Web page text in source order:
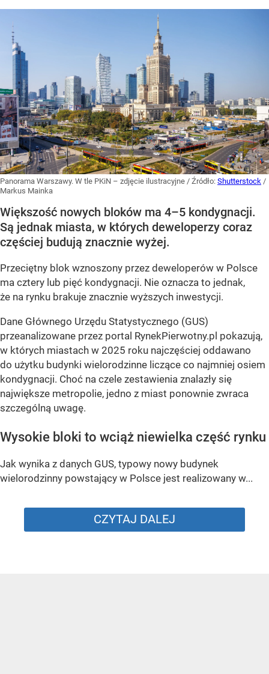
Panorama Warszawy. W tle PKiN – zdjęcie ilustracyjne / Źródło: Shutterstock /
Markus Mainka
Większość nowych bloków ma 4–5 kondygnacji.
Są jednak miasta, w których deweloperzy coraz
częściej budują znacznie wyżej.
Przeciętny blok wznoszony przez deweloperów w Polsce
ma cztery lub pięć kondygnacji. Nie oznacza to jednak,
że na rynku brakuje znacznie wyższych inwestycji.
Dane Głównego Urzędu Statystycznego (GUS)
przeanalizowane przez portal RynekPierwotny.pl pokazują,
w których miastach w 2025 roku najczęściej oddawano
do użytku budynki wielorodzinne liczące co najmniej osiem
kondygnacji. Choć na czele zestawienia znalazły się
największe metropolie, jedno z miast ponownie zwraca
szczególną uwagę.
Wysokie bloki to wciąż niewielka część rynku
Jak wynika z danych GUS, typowy nowy budynek
wielorodzinny powstający w Polsce jest realizowany w...
CZYTAJ DALEJ